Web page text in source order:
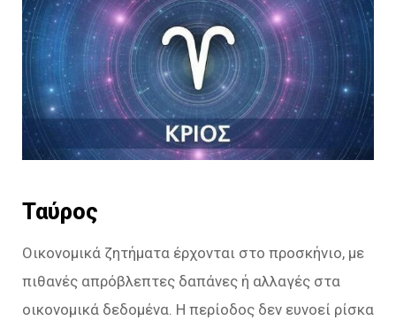
Ταύρος
Οικονομικά ζητήματα έρχονται στο προσκήνιο, με
πιθανές απρόβλεπτες δαπάνες ή αλλαγές στα
οικονομικά δεδομένα. Η περίοδος δεν ευνοεί ρίσκα